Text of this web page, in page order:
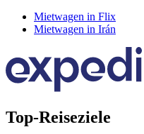
Mietwagen in Flix
Mietwagen in Irán
Top-Reiseziele